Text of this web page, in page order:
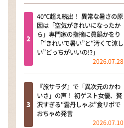
40℃超え続出！ 異常な暑さの原
因は「空気がきれいになったか
ら」専門家の指摘に眞鍋かをり
「“きれいで暑い”と“汚くて涼し
い”どっちがいいの!?」
2026.07.28
『旅サラダ』で「異次元のかわ
いさ」の声！ 初ゲスト女優、贅
沢すぎる“雲丹しゃぶ”食リポで
おちゃめ発言
2026.07.10